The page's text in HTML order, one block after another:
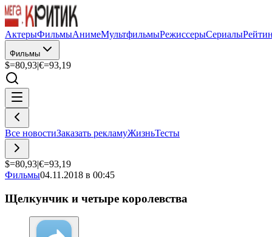
АктерыФильмыАнимеМультфильмыРежиссерыСериалы
Фильмы
$=80,93|€=93,19
Все новостиЗаказать рекламуЖизньТесты
$=80,93|€=93,19
Фильмы04.11.2018 в 00:45
Щелкунчик и четыре королевства